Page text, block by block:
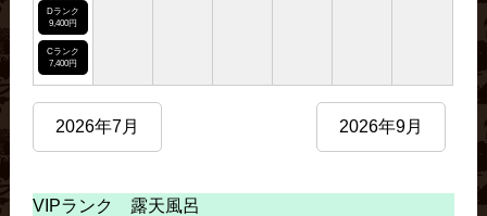
Dランク
9,400円
Cランク
7,400円
2026年7月 2026年9月
VIPランク 露天風呂